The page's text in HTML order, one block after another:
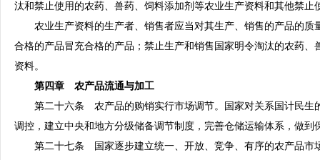
汰和禁止使用的农药、兽药、饲料添加剂等农业生产资料和其他禁止
农业生产资料的生产者、销售者应当对其生产、销售的产品的质
合格的产品冒充合格的产品；禁止生产和销售国家明令淘汰的农药
资料。
第四章 农产品流通与加工
第二十六条 农产品的购销实行市场调节。国家对关系国计民生
调控，建立中央和地方分级储备调节制度，完善仓储运输体系，做到
第二十七条 国家逐步建立统一、开放、竞争、有序的农产品市